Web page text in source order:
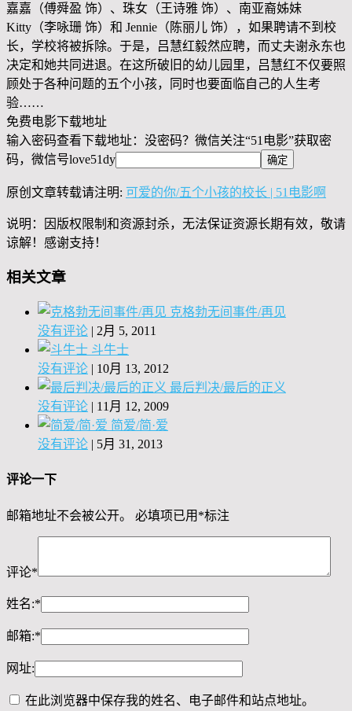
嘉嘉（傅舜盈 饰）、珠女（王诗雅 饰）、南亚裔姊妹
Kitty（李咏珊 饰）和 Jennie（陈丽儿 饰），如果聘请不到校
长，学校将被拆除。于是，吕慧红毅然应聘，而丈夫谢永东也
决定和她共同进退。在这所破旧的幼儿园里，吕慧红不仅要照
顾处于各种问题的五个小孩，同时也要面临自己的人生考
验……
免费电影下载地址
输入密码查看下载地址：没密码？微信关注“51电影”获取密
码，微信号love51dy
原创文章转载请注明: 可爱的你/五个小孩的校长 | 51电影啊
说明：因版权限制和资源封杀，无法保证资源长期有效，敬请
谅解！感谢支持！
相关文章
克格勃无间事件/再见
没有评论 | 2月 5, 2011
斗牛士
没有评论 | 10月 13, 2012
最后判决/最后的正义
没有评论 | 11月 12, 2009
简爱/简·爱
没有评论 | 5月 31, 2013
评论一下
邮箱地址不会被公开。 必填项已用 *标注
评论*
姓名:*
邮箱:*
网址:
在此浏览器中保存我的姓名、电子邮件和站点地址。